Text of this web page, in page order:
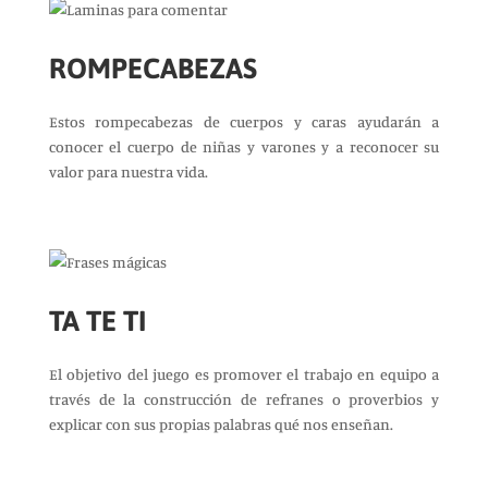
ROMPECABEZAS
Estos rompecabezas de cuerpos y caras ayudarán a
conocer el cuerpo de niñas y varones y a reconocer su
valor para nuestra vida.
TA TE TI
El objetivo del juego es promover el trabajo en equipo a
través de la construcción de refranes o proverbios y
explicar con sus propias palabras qué nos enseñan.